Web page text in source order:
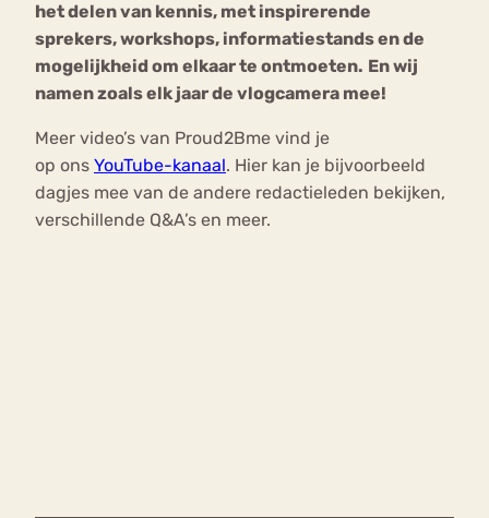
het delen van kennis, met inspirerende
sprekers, workshops, informatiestands en de
mogelijkheid om elkaar te ontmoeten. En wij
namen zoals elk jaar de vlogcamera mee!
Meer video’s van Proud2Bme vind je
op ons YouTube-kanaal. Hier kan je bijvoorbeeld
dagjes mee van de andere redactieleden bekijken,
verschillende Q&A’s en meer.